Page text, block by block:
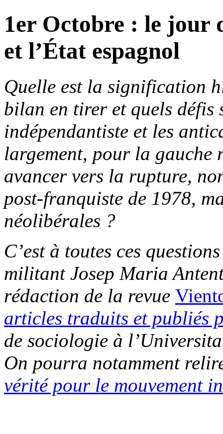
1er Octobre : le jour
et l’État espagnol
Quelle est la signification
bilan en tirer et quels défis
indépendantiste et les
largement, pour la gauche
avancer vers la rupture,
post-franquiste de 1978,
néolibérales ?
C’est à toutes ces
militant Josep Maria
rédaction de la revue
articles traduits et publiés
de sociologie à
On pourra notamment
vérité pour le mouvement